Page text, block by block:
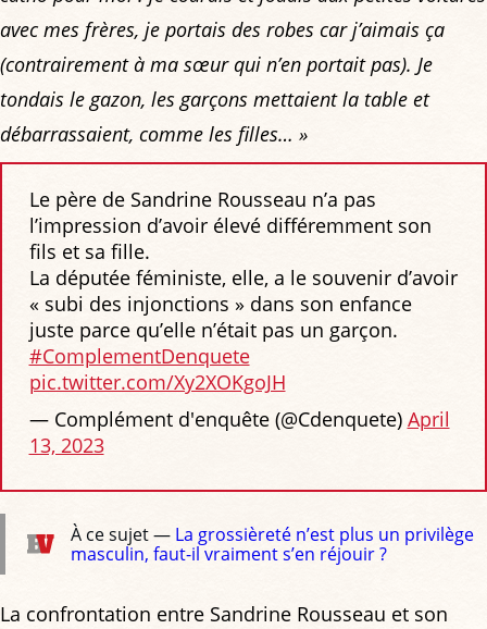
avec mes frères, je portais des robes car j’aimais ça
(contrairement à ma sœur qui n’en portait pas). Je
tondais le gazon, les garçons mettaient la table et
débarrassaient, comme les filles… »
Le père de Sandrine Rousseau n’a pas
l’impression d’avoir élevé différemment son
fils et sa fille.
La députée féministe, elle, a le souvenir d’avoir
« subi des injonctions » dans son enfance
juste parce qu’elle n’était pas un garçon.
#ComplementDenquete
pic.twitter.com/Xy2XOKgoJH
— Complément d'enquête (@Cdenquete) April
13, 2023
À ce sujet — La grossièreté n’est plus un privilège
masculin, faut-il vraiment s’en réjouir ?
La confrontation entre Sandrine Rousseau et son